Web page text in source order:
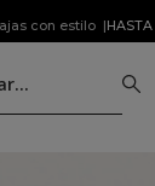
con estilo |HASTA